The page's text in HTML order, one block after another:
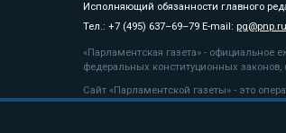
Исполняющий обязанности главного
Тел.: +7 (495) 637–69–79 E-mail: pg@pnp.ru
«Парламентская газета» - официальное
федеральных конституционных законов,
Сайт «Парламентской газеты» - это
«Парламентской газеты» активная